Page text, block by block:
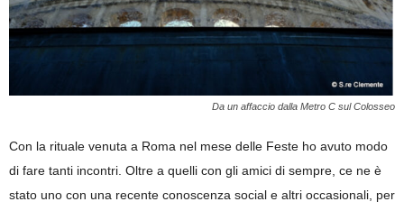
Da un affaccio dalla Metro C sul Colosseo
Con la rituale venuta a Roma nel mese delle Feste ho avuto modo
di fare tanti incontri. Oltre a quelli con gli amici di sempre, ce ne è
stato uno con una recente conoscenza social e altri occasionali, per